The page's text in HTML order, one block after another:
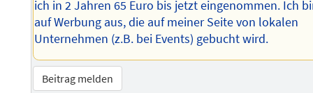
ich in 2 Jahren 65 Euro bis jetzt eingenommen. Ich
auf Werbung aus, die auf meiner Seite von lokalen
Unternehmen (z.B. bei Events) gebucht wird.
Beitrag melden